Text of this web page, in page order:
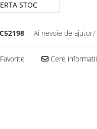
STOC
C52198 Ai nevoie de ajutor?
Cere informatii